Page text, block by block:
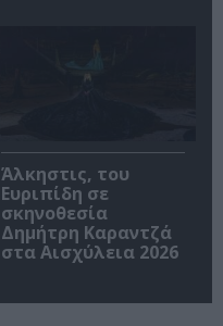
Άλκηστις, του
Ευριπίδη σε
σκηνοθεσία
Δημήτρη Καραντζά
στα Αισχύλεια 2026